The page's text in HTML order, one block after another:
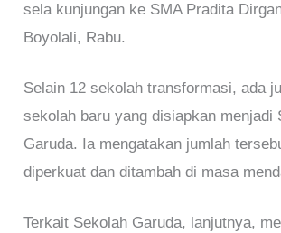
sela kunjungan ke SMA Pradita
Boyolali, Rabu.
Selain 12 sekolah transformasi, ada
sekolah baru yang disiapkan menjadi
Garuda. Ia mengatakan jumlah
diperkuat dan ditambah di masa
Terkait Sekolah Garuda, lanjutnya,